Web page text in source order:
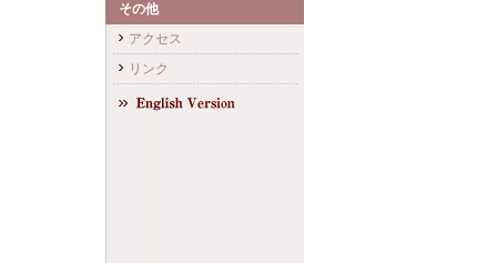
その他
アクセス
リンク